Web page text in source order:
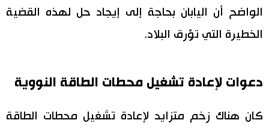
الواضح أن اليابان بحاجة إلى إيجاد حل لهذه القضية
الخطيرة التي تؤرق البلاد.
دعوات لإعادة تشغيل محطات الطاقة النووية
كان هناك زخم متزايد لإعادة تشغيل محطات الطاقة